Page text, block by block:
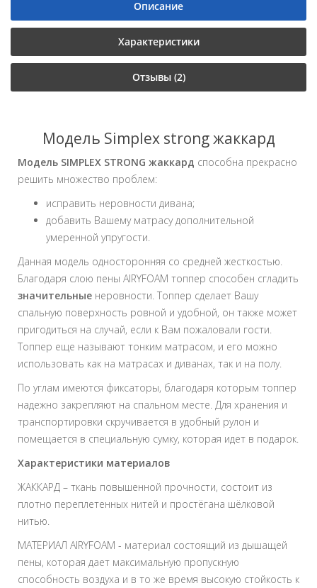
Описание
Характеристики
Отзывы (2)
Модель Simplex strong жаккард
Модель SIMPLEX STRONG жаккард способна прекрасно
решить множество проблем:
исправить неровности дивана;
добавить Вашему матрасу дополнительной
умеренной упругости.
Данная модель односторонняя со средней жесткостью.
Благодаря слою пены AIRYFOAM топпер способен сгладить
значительные неровности. Топпер сделает Вашу
спальную поверхность ровной и удобной, он также может
пригодиться на случай, если к Вам пожаловали гости.
Топпер еще называют тонким матрасом, и его можно
использовать как на матрасах и диванах, так и на полу.
По углам имеются фиксаторы, благодаря которым топпер
надежно закрепляют на спальном месте. Для хранения и
транспортировки скручивается в удобный рулон и
помещается в специальную сумку, которая идет в подарок.
Характеристики материалов
ЖАККАРД – ткань повышенной прочности, состоит из
плотно переплетенных нитей и простёгана шёлковой
нитью.
МАТЕРИАЛ AIRYFOAM - материал состоящий из дышащей
пены, которая дает максимальную пропускную
способность воздуха и в то же время высокую стойкость к